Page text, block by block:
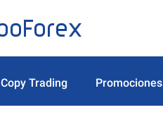
Copy Trading Promociones